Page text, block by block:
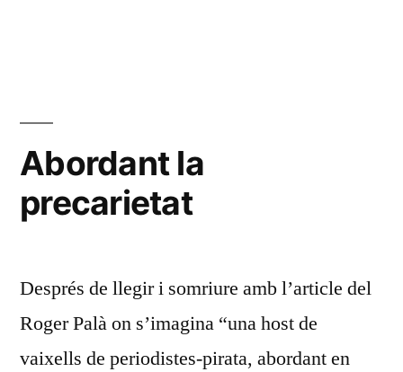
humans
Abordant la
precarietat
Després de llegir i somriure amb l’article del
Roger Palà on s’imagina “una host de
vaixells de periodistes-pirata, abordant en